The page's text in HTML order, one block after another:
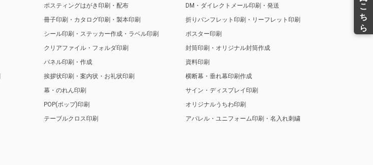
ポスティングはがき印刷・配布
冊子印刷・カタログ印刷・製本印刷
シール印刷・ステッカー作成・ラベル印刷
クリアファイル・フォルダ印刷
パネル印刷・作成
挨拶状印刷・案内状・お礼状印刷
幕・のれん印刷
POP(ポップ)印刷
テーブルクロス印刷
DM・ダイレクトメール印刷・発送
折りパンフレット印刷・リーフレット印刷
ポスター印刷
封筒印刷・オリジナル封筒作成
資料印刷
横断幕・垂れ幕印刷作成
サイン・ディスプレイ印刷
オリジナルうちわ印刷
アパレル・ユニフォーム印刷・名入れ刺繍